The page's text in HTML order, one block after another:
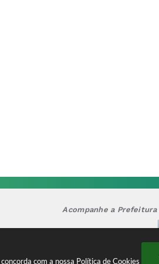
com a nossa Política de Cookies
Acompanhe a Prefeitura